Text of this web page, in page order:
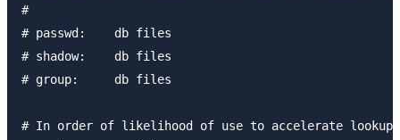
#
# passwd:    db files
# shadow:    db files
# group:     db files
# In order of likelihood of use to accelerate lookup.